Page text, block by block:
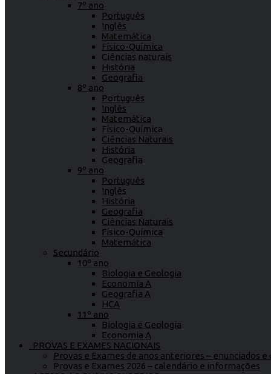
7º ano
Português
Inglês
Matemática
Físico-Química
Ciências naturais
História
Geografia
8º ano
Português
Inglês
Matemática
Físico-Química
Ciências Naturais
História
Geografia
9º ano
Português
Inglês
História
Geografia
Ciências Naturais
Físico-Química
Matemática
Secundário
10º ano
Biologia e Geologia
Economia A
Geografia A
HCA
11º ano
Biologia e Geologia
Economia A
PROVAS E EXAMES NACIONAIS
Provas e Exames de anos anteriores – enunciados
Provas e Exames 2026 – calendário e informações